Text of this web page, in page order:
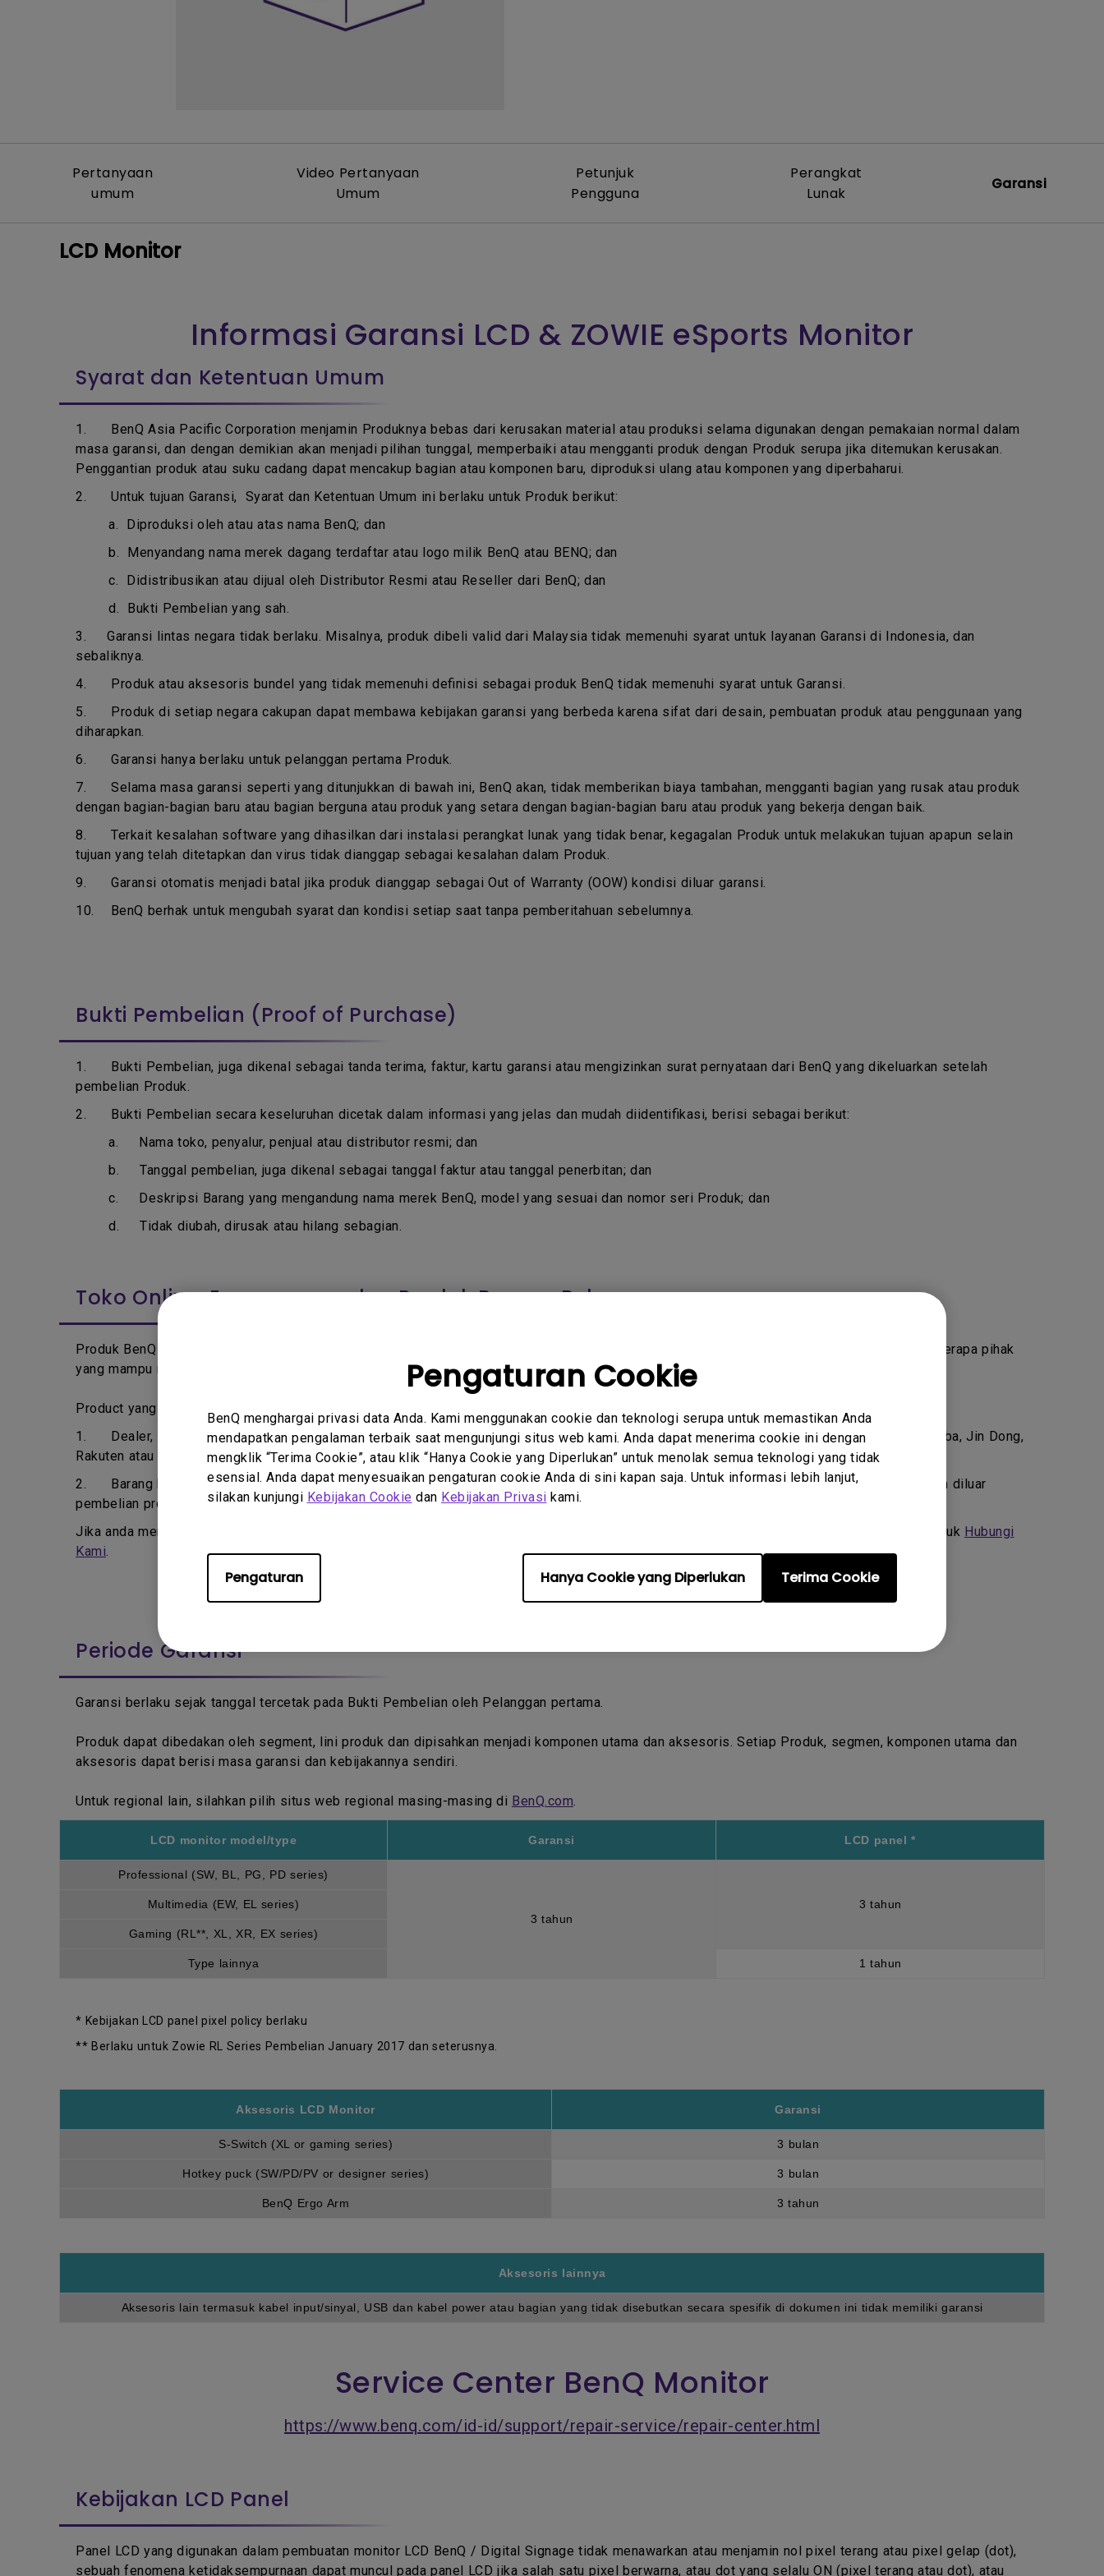
Pengaturan Cookie
BenQ menghargai privasi data Anda. Kami menggunakan cookie dan teknologi serupa untuk memastikan Anda
mendapatkan pengalaman terbaik saat mengunjungi situs web kami. Anda dapat menerima cookie ini dengan
mengklik “Terima Cookie”, atau klik “Hanya Cookie yang Diperlukan” untuk menolak semua teknologi yang tidak
esensial. Anda dapat menyesuaikan pengaturan cookie Anda di sini kapan saja. Untuk informasi lebih lanjut,
silakan kunjungi Kebijakan Cookie dan Kebijakan Privasi kami.
Pengaturan Hanya Cookie yang Diperlukan Terima Cookie
Pertanyaan
umum
Video Pertanyaan
Umum
Petunjuk
Pengguna
Perangkat
Lunak
Garansi
LCD Monitor
Informasi Garansi LCD & ZOWIE eSports Monitor
Syarat dan Ketentuan Umum
1. BenQ Asia Pacific Corporation menjamin Produknya bebas dari kerusakan material atau produksi selama digunakan dengan pemakaian normal dalam
masa garansi, dan dengan demikian akan menjadi pilihan tunggal, memperbaiki atau mengganti produk dengan Produk serupa jika ditemukan kerusakan.
Penggantian produk atau suku cadang dapat mencakup bagian atau komponen baru, diproduksi ulang atau komponen yang diperbaharui.
2. Untuk tujuan Garansi, Syarat dan Ketentuan Umum ini berlaku untuk Produk berikut:
a. Diproduksi oleh atau atas nama BenQ; dan
b. Menyandang nama merek dagang terdaftar atau logo milik BenQ atau BENQ; dan
c. Didistribusikan atau dijual oleh Distributor Resmi atau Reseller dari BenQ; dan
d. Bukti Pembelian yang sah.
3. Garansi lintas negara tidak berlaku. Misalnya, produk dibeli valid dari Malaysia tidak memenuhi syarat untuk layanan Garansi di Indonesia, dan
sebaliknya.
4. Produk atau aksesoris bundel yang tidak memenuhi definisi sebagai produk BenQ tidak memenuhi syarat untuk Garansi.
5. Produk di setiap negara cakupan dapat membawa kebijakan garansi yang berbeda karena sifat dari desain, pembuatan produk atau penggunaan yang
diharapkan.
6. Garansi hanya berlaku untuk pelanggan pertama Produk.
7. Selama masa garansi seperti yang ditunjukkan di bawah ini, BenQ akan, tidak memberikan biaya tambahan, mengganti bagian yang rusak atau produk
dengan bagian-bagian baru atau bagian berguna atau produk yang setara dengan bagian-bagian baru atau produk yang bekerja dengan baik.
8. Terkait kesalahan software yang dihasilkan dari instalasi perangkat lunak yang tidak benar, kegagalan Produk untuk melakukan tujuan apapun selain
tujuan yang telah ditetapkan dan virus tidak dianggap sebagai kesalahan dalam Produk.
9. Garansi otomatis menjadi batal jika produk dianggap sebagai Out of Warranty (OOW) kondisi diluar garansi.
10. BenQ berhak untuk mengubah syarat dan kondisi setiap saat tanpa pemberitahuan sebelumnya.
Bukti Pembelian (Proof of Purchase)
1. Bukti Pembelian, juga dikenal sebagai tanda terima, faktur, kartu garansi atau mengizinkan surat pernyataan dari BenQ yang dikeluarkan setelah
pembelian Produk.
2. Bukti Pembelian secara keseluruhan dicetak dalam informasi yang jelas dan mudah diidentifikasi, berisi sebagai berikut:
a. Nama toko, penyalur, penjual atau distributor resmi; dan
b. Tanggal pembelian, juga dikenal sebagai tanggal faktur atau tanggal penerbitan; dan
c. Deskripsi Barang yang mengandung nama merek BenQ, model yang sesuai dan nomor seri Produk; dan
d. Tidak diubah, dirusak atau hilang sebagian.
Toko Online, E-commerce dan Produk Barang Bekas
Produk BenQ dijual melalui jaringan distributor, dealer dan mitra resmi yang dipilih dengan cermat oleh BenQ. Penting untuk diketahui ada beberapa pihak
yang mampu mendapatkan produk BenQ via sumber lain yang tidak resmi atau tidak mendapatkan izin oleh BenQ.
Product yang dibeli dari sumber dibawah mungkin tidak mendapat jaminan garansi:
1. Dealer, reseller atau distributor tidak resmi yang menjual melalui E-Commerce atau Toko Online seperti Amazon, Newegg, Lazada, Alibaba, Jin Dong,
Rakuten atau Toko Online sejenis.
2. Barang bekas, termasuk platform perdagangan online atau offline seperti eBay, Craiglist, iklan baris, forum publik/pribadi atau pembelian diluar
pembelian produk oleh pelanggan pertama.
Jika anda memiliki pertanyaan mengenai produk anda, atau jika anda tidak yakin apakah penjual tersebut adalah Penjual Resmi, jangan ragu untuk Hubungi
Kami.
Periode Garansi
Garansi berlaku sejak tanggal tercetak pada Bukti Pembelian oleh Pelanggan pertama.
Produk dapat dibedakan oleh segment, lini produk dan dipisahkan menjadi komponen utama dan aksesoris. Setiap Produk, segmen, komponen utama dan
aksesoris dapat berisi masa garansi dan kebijakannya sendiri.
Untuk regional lain, silahkan pilih situs web regional masing-masing di BenQ.com.
LCD monitor model/type Garansi LCD panel *
Professional (SW, BL, PG, PD series)
3 tahun
3 tahun
Multimedia (EW, EL series)
Gaming (RL**, XL, XR, EX series)
Type lainnya 1 tahun
* Kebijakan LCD panel pixel policy berlaku
** Berlaku untuk Zowie RL Series Pembelian January 2017 dan seterusnya.
Aksesoris LCD Monitor Garansi
S-Switch (XL or gaming series) 3 bulan
Hotkey puck (SW/PD/PV or designer series) 3 bulan
BenQ Ergo Arm 3 tahun
Aksesoris lainnya
Aksesoris lain termasuk kabel input/sinyal, USB dan kabel power atau bagian yang tidak disebutkan secara spesifik di dokumen ini tidak memiliki garansi
Service Center BenQ Monitor
https://www.benq.com/id-id/support/repair-service/repair-center.html
Kebijakan LCD Panel
Panel LCD yang digunakan dalam pembuatan monitor LCD BenQ / Digital Signage tidak menawarkan atau menjamin nol pixel terang atau pixel gelap (dot),
sebuah fenomena ketidaksempurnaan dapat muncul pada panel LCD jika salah satu pixel berwarna, atau dot yang selalu ON (pixel terang atau dot), atau